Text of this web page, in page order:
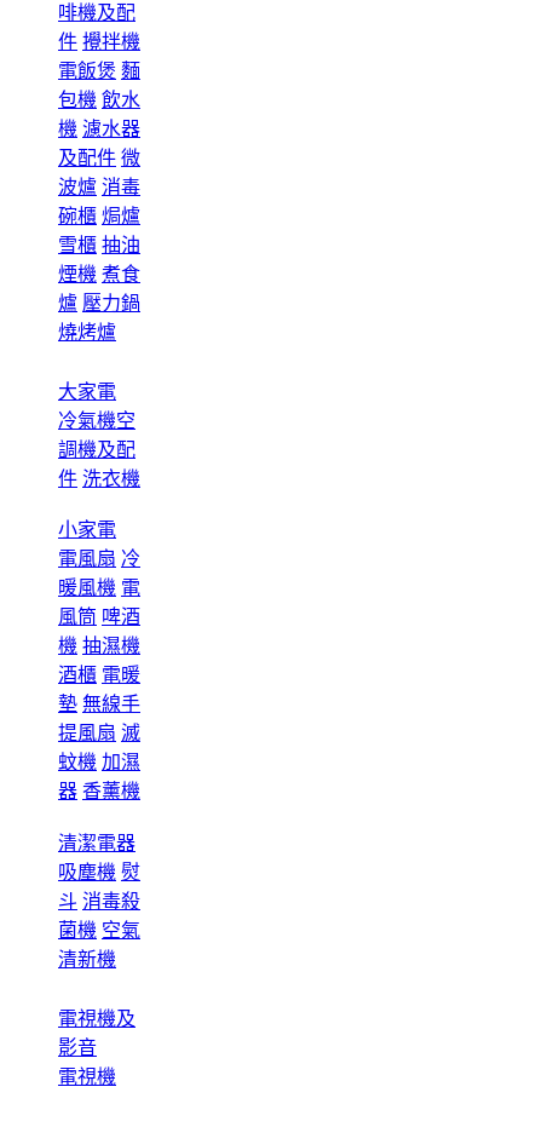
啡機及配
件 攪拌機
電飯煲 麵
包機 飲水
機 濾水器
及配件 微
波爐 消毒
碗櫃 焗爐
雪櫃 抽油
煙機 煮食
爐 壓力鍋
燒烤爐
大家電
冷氣機空
調機及配
件 洗衣機
小家電
電風扇 冷
暖風機 電
風筒 啤酒
機 抽濕機
酒櫃 電暖
墊 無線手
提風扇 滅
蚊機 加濕
器 香薰機
清潔電器
吸塵機 熨
斗 消毒殺
菌機 空氣
清新機
電視機及
影音
電視機